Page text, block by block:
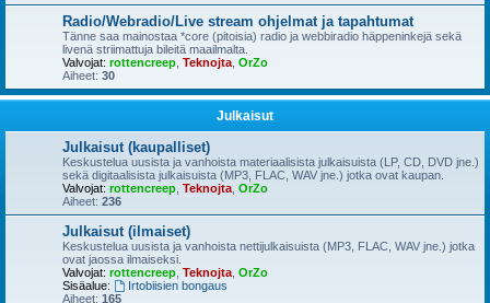
Radio/Webradio/Live stream ohjelmat ja tapahtumat
Tänne saa mainostaa *core (pitoisia) radio ja webbiradio häppeninkejä sekä
livenä striimattuja bileitä maailmalta.
Valvojat: rottencreep Teknojta OrZo
Aiheet: 30
Julkaisut
Julkaisut (kaupalliset)
Keskustelua uusista ja vanhoista materiaalisista julkaisuista (LP, CD, DVD jne.)
sekä digitaalisista julkaisuista (MP3, FLAC, WAV jne.) jotka ovat kaupan.
Valvojat: rottencreep Teknojta OrZo
Aiheet: 236
Julkaisut (ilmaiset)
Keskustelua uusista ja vanhoista nettijulkaisuista (MP3, FLAC, WAV jne.) jotka
ovat jaossa ilmaiseksi.
Valvojat: rottencreep Teknojta OrZo
Sisäalue:
Irtobiisien bongaus
Aiheet: 165